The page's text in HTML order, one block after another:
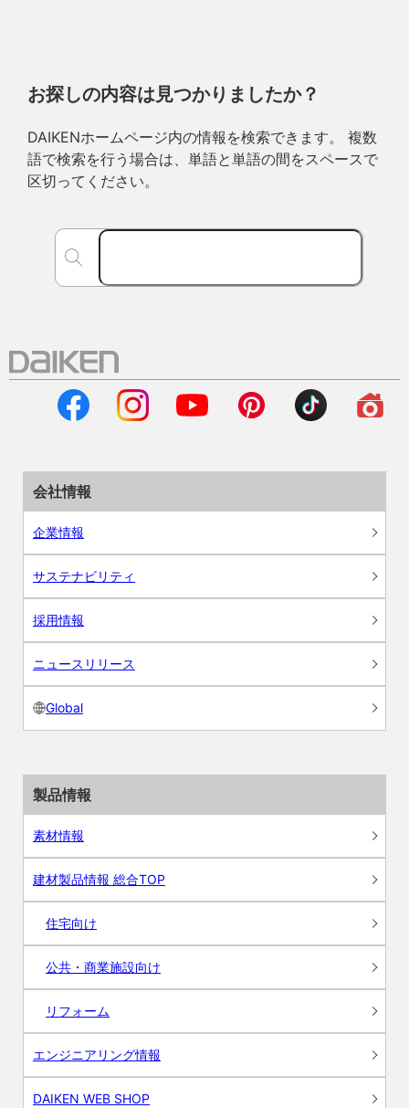
お探しの内容は見つかりましたか？
DAIKENホームページ内の情報を検索できます。 複数
語で検索を行う場合は、単語と単語の間をスペースで
区切ってください。
会社情報
企業情報
サステナビリティ
採用情報
ニュースリリース
Global
製品情報
素材情報
建材製品情報 総合TOP
住宅向け
公共・商業施設向け
リフォーム
エンジニアリング情報
DAIKEN WEB SHOP